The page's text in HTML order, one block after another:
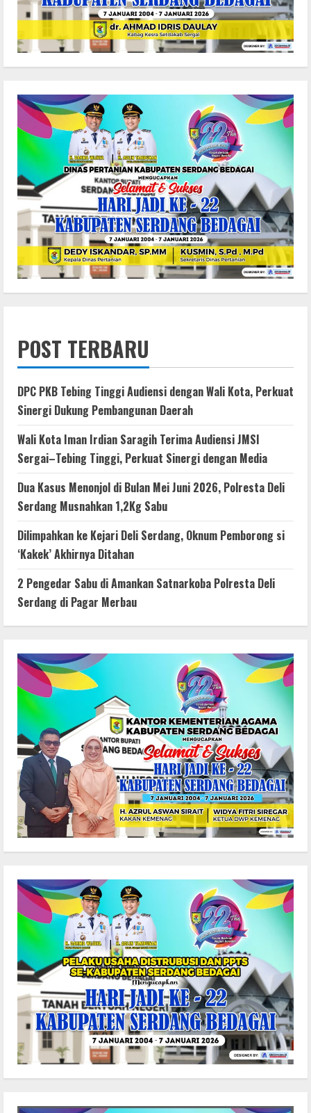
POST TERBARU
DPC PKB Tebing Tinggi Audiensi dengan Wali Kota, Perkuat
Sinergi Dukung Pembangunan Daerah
Wali Kota Iman Irdian Saragih Terima Audiensi JMSI
Sergai–Tebing Tinggi, Perkuat Sinergi dengan Media
Dua Kasus Menonjol di Bulan Mei Juni 2026, Polresta Deli
Serdang Musnahkan 1,2Kg Sabu
Dilimpahkan ke Kejari Deli Serdang, Oknum Pemborong si
‘Kakek’ Akhirnya Ditahan
2 Pengedar Sabu di Amankan Satnarkoba Polresta Deli
Serdang di Pagar Merbau